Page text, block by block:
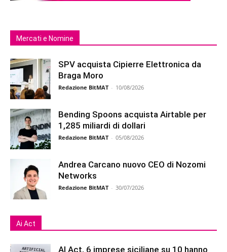
Mercati e Nomine
SPV acquista Cipierre Elettronica da
Braga Moro
Redazione BitMAT - 10/08/2026
Bending Spoons acquista Airtable per
1,285 miliardi di dollari
Redazione BitMAT - 05/08/2026
Andrea Carcano nuovo CEO di Nozomi
Networks
Redazione BitMAT - 30/07/2026
Ai Act
AI Act, 6 imprese siciliane su 10 hanno